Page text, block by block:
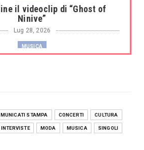
il videoclip di “Ghost of
Ninive”
Lug 28, 2026
MUSICA
presenta il romanzo
porta” il 31 l...
Lug 27, 2026
STAMPA CONCERTI CULTURA
INTERVISTE MODA MUSICA SINGOLI